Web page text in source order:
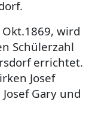
wird
Schülerzahl
errichtet.
Josef
Gary und